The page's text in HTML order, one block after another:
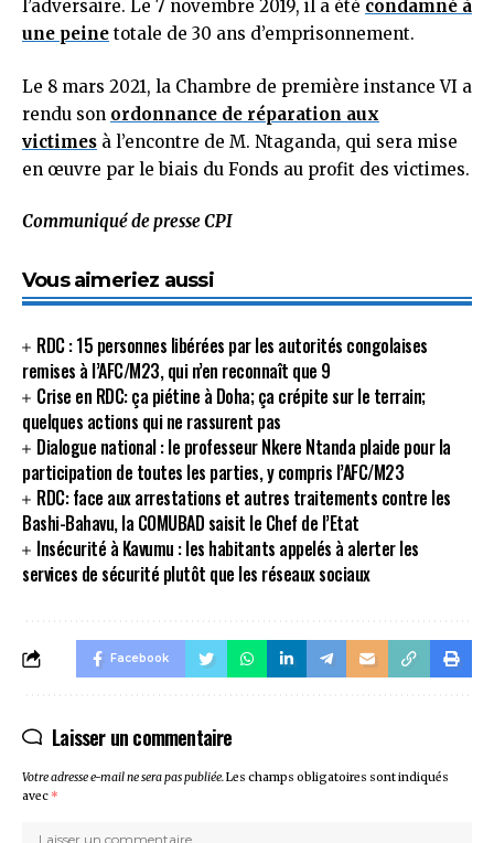
l’adversaire. Le 7 novembre 2019, il a été condamné à
une peine totale de 30 ans d’emprisonnement.
Le 8 mars 2021, la Chambre de première instance VI a
rendu son ordonnance de réparation aux
victimes à l’encontre de M. Ntaganda, qui sera mise
en œuvre par le biais du Fonds au profit des victimes.
Communiqué de presse CPI
Vous aimeriez aussi
RDC : 15 personnes libérées par les autorités congolaises
remises à l’AFC/M23, qui n’en reconnaît que 9
Crise en RDC: ça piétine à Doha; ça crépite sur le terrain;
quelques actions qui ne rassurent pas
Dialogue national : le professeur Nkere Ntanda plaide pour la
participation de toutes les parties, y compris l’AFC/M23
RDC: face aux arrestations et autres traitements contre les
Bashi-Bahavu, la COMUBAD saisit le Chef de l’Etat
Insécurité à Kavumu : les habitants appelés à alerter les
services de sécurité plutôt que les réseaux sociaux
Facebook
Laisser un commentaire
Votre adresse e-mail ne sera pas publiée.Les champs obligatoires sont indiqués
avec *